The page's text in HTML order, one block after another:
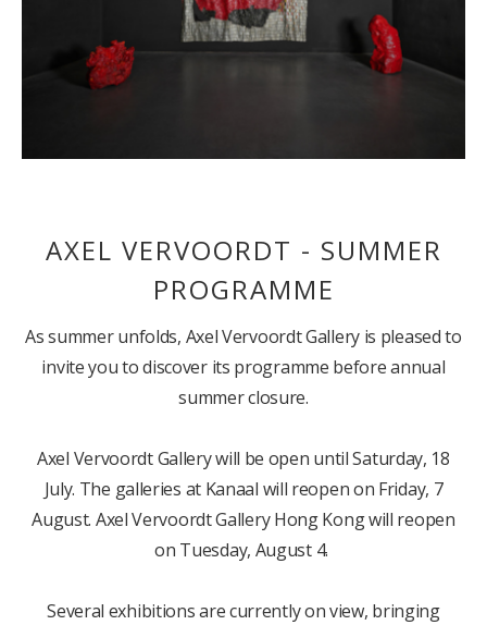
AXEL VERVOORDT - SUMMER
PROGRAMME
As summer unfolds, Axel Vervoordt Gallery is pleased to
invite you to discover its programme before annual
summer closure.
Axel Vervoordt Gallery will be open until Saturday, 18
July. The galleries at Kanaal will reopen on Friday, 7
August. Axel Vervoordt Gallery Hong Kong will reopen
on Tuesday, August 4.
Several exhibitions are currently on view, bringing